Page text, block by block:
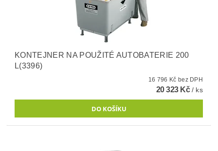
KONTEJNER NA POUŽITÉ AUTOBATERIE 200
L(3396)
16 796 Kč bez DPH
20 323 Kč/ ks